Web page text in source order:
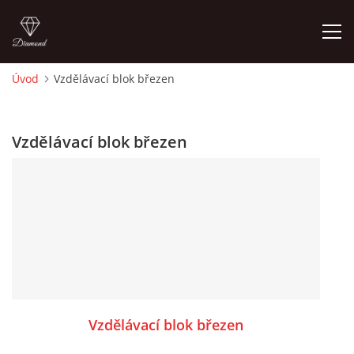
O MĚ
Úvod Vzdělávací blok březen
Vzdělávací blok březen
Vzdělávací blok březen